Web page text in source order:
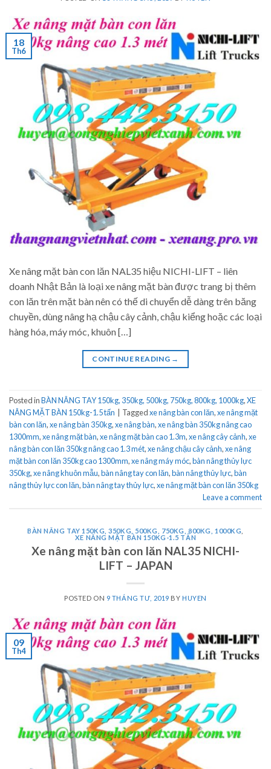
18
Th6
Xe nâng mặt bàn con lăn NAL35 hiệu NICHI-LIFT – liên
doanh Nhật Bản là loại xe nâng mặt bàn được trang bị thêm
con lăn trên mặt bàn nên có thế di chuyển dễ dàng trên băng
chuyền, dùng nâng hạ chậu cây cảnh, chậu kiểng hoặc các loại
hàng hóa, máy móc, khuôn […]
CONTINUE READING →
Posted inBÀN NÂNG TAY 150kg, 350kg, 500kg, 750kg, 800kg, 1000kg,XE
NÂNG MẶT BÀN 150kg-1.5 tấn
Taggedxe nâng bàn con lăn,xe nâng mặt
bàn con lăn,xe nâng bàn 350kg,xe nâng bàn,xe nâng bàn 350kg nâng cao
1300mm,xe nâng mặt bàn,xe nâng mặt bàn cao 1.3m,xe nâng cây cảnh,xe
nâng bàn con lăn 350kg nâng cao 1.3 mét,xe nâng chậu cây cảnh,xe nâng
mặt bàn con lăn 350kg cao 1300mm,xe nâng máy móc,bàn nâng thủy lực
350kg,xe nâng khuôn mẫu,bàn nâng tay con lăn,bàn nâng thủy lực,bàn
nâng thủy lực con lăn,bàn nâng tay thủy lực,xe nâng mặt bàn con lăn 350kg
Leave a comment
BÀN NÂNG TAY 150KG, 350KG, 500KG, 750KG, 800KG, 1000KG
XE NÂNG MẶT BÀN 150KG-1.5 TẤN
Xe nâng mặt bàn con lăn NAL35 NICHI-
LIFT – JAPAN
POSTED ON 9 THÁNG TƯ, 2019 BY HUYEN
09
Th4